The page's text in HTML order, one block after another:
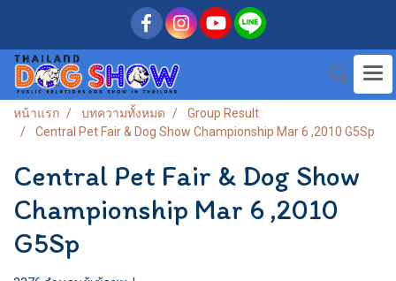
หน้าแรก บทความทั้งหมด
Group Result
Central Pet Fair & Dog Show Championship Mar 6 ,2010 G5Sp
Central Pet Fair & Dog Show
Championship Mar 6 ,2010
G5Sp